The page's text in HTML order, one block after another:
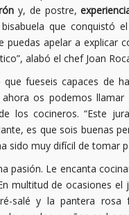
y, de postre,
que conquistó
puedas apelar a
alabó el chef Joan
que fueseis capaces de
os podemos
los cocineros. “Este
es que sois buenas
sido muy difícil de tomar
pasión. Le encanta
multitud de ocasiones
salé y la pantera